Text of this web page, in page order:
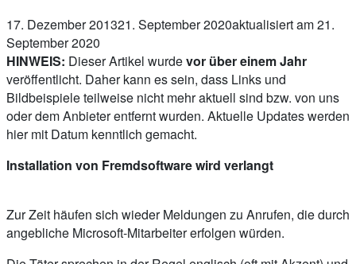
17. Dezember 201321. September 2020aktualisiert am 21.
September 2020
HINWEIS: Dieser Artikel wurdevor über einem Jahr
veröffentlicht. Daher kann es sein, dass Links und
Bildbeispiele teilweise nicht mehr aktuell sind bzw. von uns
oder dem Anbieter entfernt wurden. Aktuelle Updates werden
hier mit Datum kenntlich gemacht.
Installation von Fremdsoftware wird verlangt
Zur Zeit häufen sich wieder Meldungen zu Anrufen, die durch
angebliche Microsoft-Mitarbeiter erfolgen würden.